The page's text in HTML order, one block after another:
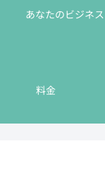
あなたのビジネ
料金